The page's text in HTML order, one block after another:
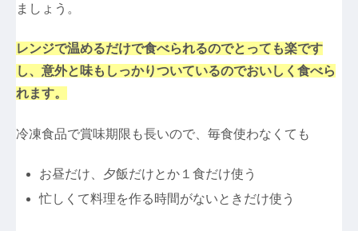
ましょう。
レンジで温めるだけで食べられるのでとっても楽です
し、意外と味もしっかりついているのでおいしく食べら
れます。
冷凍食品で賞味期限も長いので、毎食使わなくても
お昼だけ、夕飯だけとか１食だけ使う
忙しくて料理を作る時間がないときだけ使う